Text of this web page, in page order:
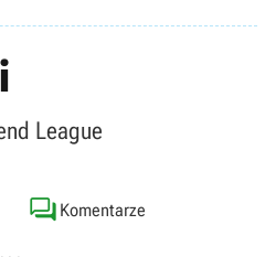
League
 Komentarze